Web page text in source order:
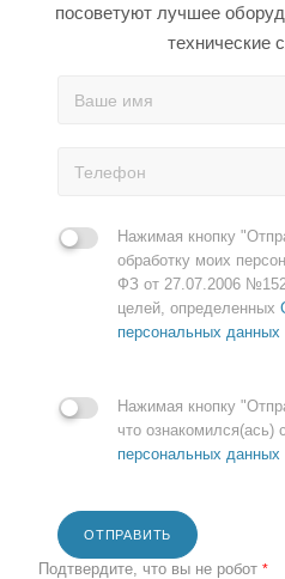
посоветуют лучшее
технические
Нажимая кнопку
обработку моих
ФЗ от 27.07.2006
целей, определенных
персональных данных
Нажимая кнопку
что ознакомился(ась) с
персональных
ОТПРАВИТЬ
Подтвердите, что вы не робот *